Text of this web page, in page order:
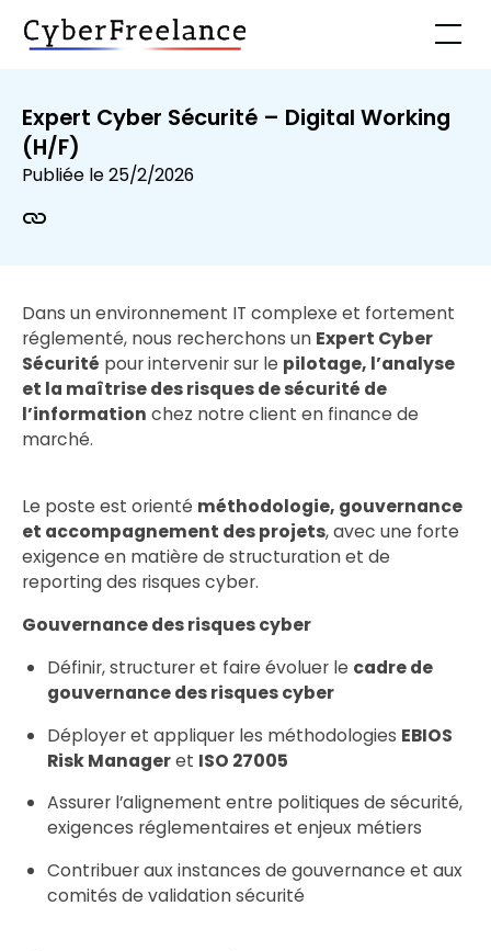
Expert Cyber Sécurité – Digital Working
(H/F)
Publiée le25/2/2026
Dans un environnement IT complexe et fortement
réglementé, nous recherchons un Expert Cyber
Sécurité pour intervenir sur le pilotage, l’analyse
et la maîtrise des risques de sécurité de
l’information chez notre client en finance de
marché.
Le poste est orienté méthodologie, gouvernance
et accompagnement des projets, avec une forte
exigence en matière de structuration et de
reporting des risques cyber.
Gouvernance des risques cyber
Définir, structurer et faire évoluer le cadre de
gouvernance des risques cyber
Déployer et appliquer les méthodologies EBIOS
Risk Manageret ISO 27005
Assurer l’alignement entre politiques de sécurité,
exigences réglementaires et enjeux métiers
Contribuer aux instances de gouvernance et aux
comités de validation sécurité